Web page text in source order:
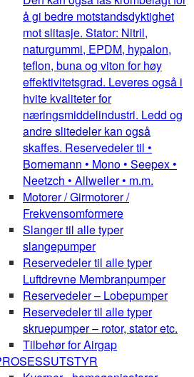
å gi bedre motstandsdyktighet
mot slitasje. Stator: Nitril,
naturgummi, EPDM, hypalon,
teflon, buna og viton for høy
effektivitetsgrad. Leveres også i
hvite kvaliteter for
næringsmiddelindustri. Ledd og
andre slitedeler kan også
skaffes. Reservedeler til •
Bornemann • Mono • Seepex •
Neetzch • Allweiler • m.m.
Motorer / Girmotorer /
Frekvensomformere
Slanger til alle typer
slangepumper
Reservedeler til alle typer
Luftdrevne Membranpumper
Reservedeler – Lobepumper
Reservedeler til alle typer
skruepumper – rotor, stator etc.
Tilbehør for Airgap